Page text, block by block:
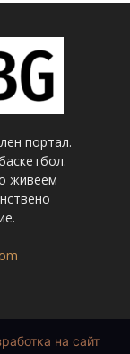
портал.
живеем
на сайт